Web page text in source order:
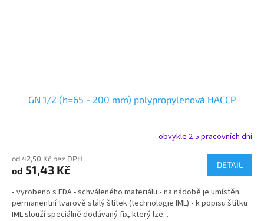
GN 1/2 (h=65 - 200 mm) polypropylenová HACCP
obvykle 2-5 pracovních dní
od 42,50 Kč bez DPH
od 51,43 Kč DETAIL
• vyrobeno s FDA - schváleného materiálu • na nádobě je umístěn
permanentní tvarově stálý štítek (technologie IML) • k popisu štítku
IML slouží speciálně dodávaný fix, který lze...